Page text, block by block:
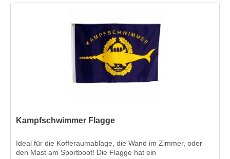
Kampfschwimmer Flagge
Ideal für die Kofferaumablage, die Wand im Zimmer, oder
den Mast am Sportboot! Die Flagge hat ein